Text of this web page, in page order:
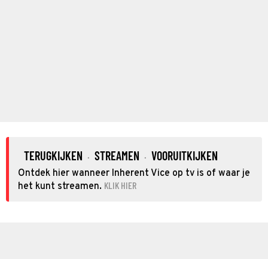
TERUGKIJKEN · STREAMEN · VOORUITKIJKEN
Ontdek hier wanneer Inherent Vice op tv is of waar je
het kunt streamen. KLIK HIER